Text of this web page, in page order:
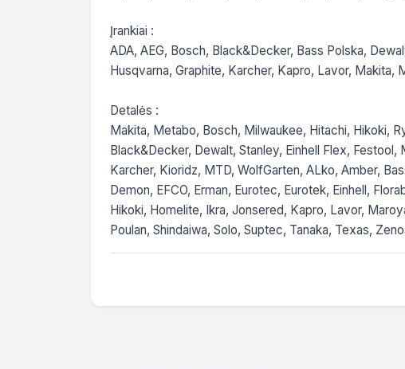
Įrankiai :
ADA, AEG, Bosch, Black&Decker, Bass Polska,
Husqvarna, Graphite, Karcher, Kapro, Lavor, Makita,
Detalės :
Makita, Metabo, Bosch, Milwaukee, Hitachi, Hikoki,
Black&Decker, Dewalt, Stanley, Einhell Flex, Festool,
Karcher, Kioridz, MTD, WolfGarten, ALko, Amber,
Demon, EFCO, Erman, Eurotec, Eurotek, Einhell,
Hikoki, Homelite, Ikra, Jonsered, Kapro, Lavor,
Poulan, Shindaiwa, Solo, Suptec, Tanaka, Texas,